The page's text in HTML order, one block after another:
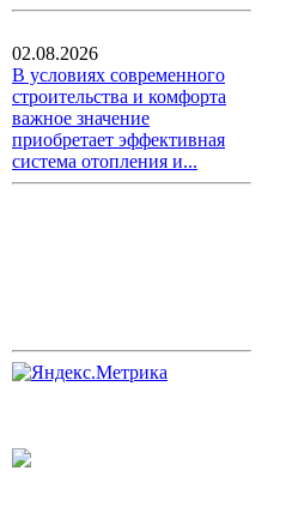
02.08.2026
В условиях современного
строительства и комфорта
важное значение
приобретает эффективная
система отопления и...